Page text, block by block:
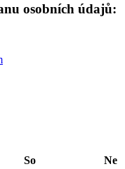
osobních údajů:
So Ne